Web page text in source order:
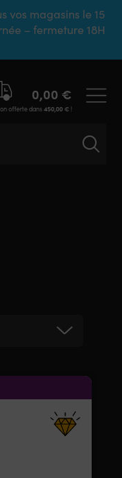
vos magasins le 15
– fermeture 18H
0,00 €
offerte dans450,00 €!